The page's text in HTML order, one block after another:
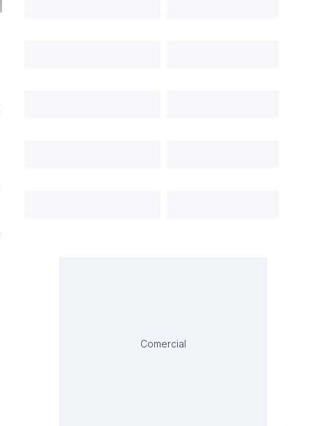
Comercial